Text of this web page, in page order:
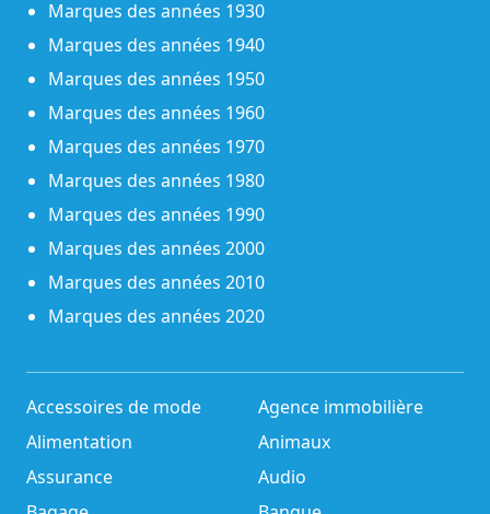
Marques des années 1930
Marques des années 1940
Marques des années 1950
Marques des années 1960
Marques des années 1970
Marques des années 1980
Marques des années 1990
Marques des années 2000
Marques des années 2010
Marques des années 2020
Accessoires de mode
Agence immobilière
Alimentation
Animaux
Assurance
Audio